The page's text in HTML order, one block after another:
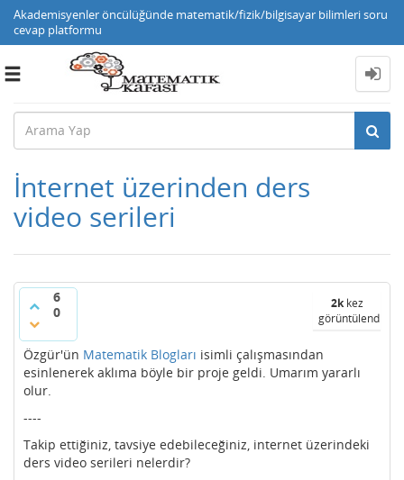
Akademisyenler öncülüğünde matematik/fizik/bilgisayar bilimleri soru
cevap platformu
Toggle
İnternet üzerinden ders
video serileri
6
0
2kkez
görüntülendi
Özgür'ün Matematik Blogları isimli çalışmasından
esinlenerek aklıma böyle bir proje geldi. Umarım yararlı
olur.
----
Takip ettiğiniz, tavsiye edebileceğiniz, internet üzerindeki
ders video serileri nelerdir?